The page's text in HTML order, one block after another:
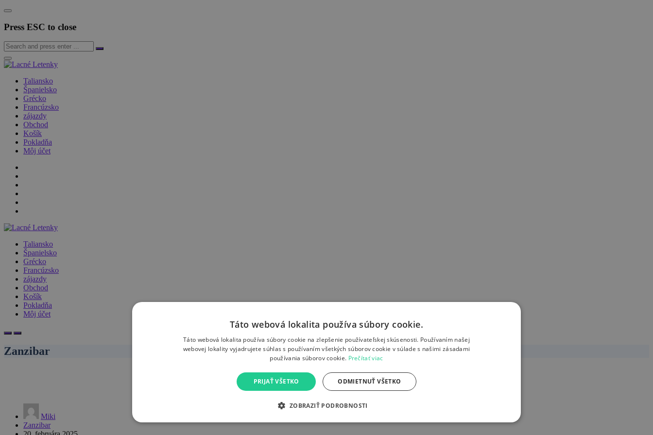
Press ESC to close
Taliansko
Španielsko
Grécko
Francúzsko
zájazdy
Obchod
Košík
Pokladňa
Môj účet
Taliansko
Španielsko
Grécko
Francúzsko
zájazdy
Obchod
Košík
Pokladňa
Môj účet
Zanzibar
Miki
Zanzibar
Táto webová lokalita používa súbory cookie.
Táto webová lokalita používa súbory cookie na zlepšenie používateľskej skúsenosti. Používaním našej
webovej lokality vyjadrujete súhlas s používaním všetkých súborov cookie v súlade s našimi zásadami
používania súborov cookie. Prečítať viac
PRIJAŤ VŠETKO ODMIETNUŤ VŠETKO
ZOBRAZIŤ PODROBNOSTI